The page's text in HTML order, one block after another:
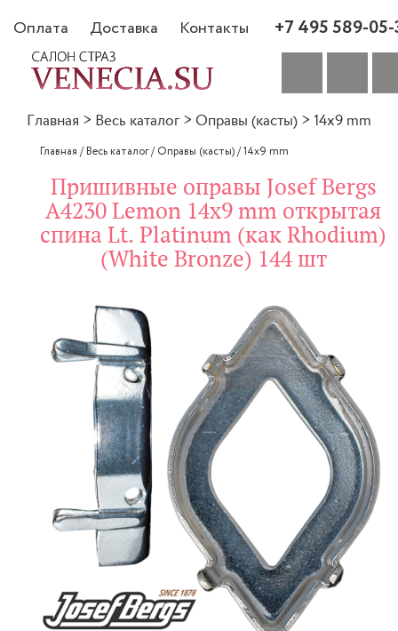
Оплата Доставка Контакты +7 495 589-
Главная > Весь каталог > Оправы (касты) > 14x9 mm
Главная /Весь каталог/Оправы (касты)/14x9 mm
Пришивные оправы Josef Bergs
A4230 Lemon 14x9 mm открытая
спина Lt. Platinum (как Rhodium)
(White Bronze) 144 шт